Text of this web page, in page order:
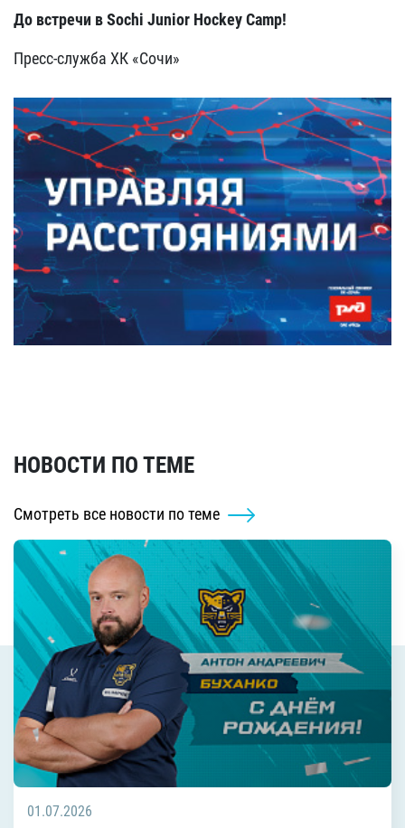
До встречи в Sochi Junior Hockey Camp!
Пресс-служба ХК «Сочи»
НОВОСТИ ПО ТЕМЕ
Смотреть все новости по теме
01.07.2026